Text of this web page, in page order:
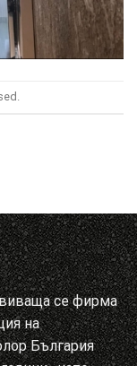
се фирма
на
България